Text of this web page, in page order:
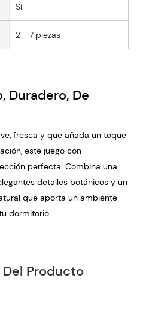
Sí
2 - 7 piezas
Duradero, De
fresca y que añada un toque
este juego con
perfecta. Combina una
detalles botánicos y un
que aporta un ambiente
dormitorio.
Producto